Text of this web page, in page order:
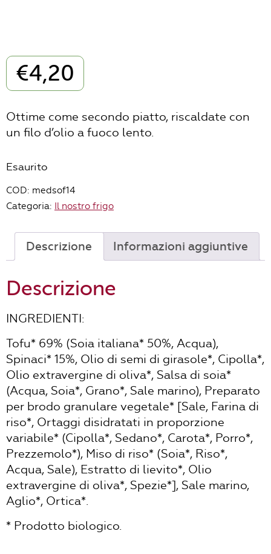
€4,20
Ottime come secondo piatto, riscaldate con
un filo d’olio a fuoco lento.
Esaurito
COD: medsof14
Categoria: Il nostro frigo
Descrizione Informazioni aggiuntive
Descrizione
INGREDIENTI:
Tofu* 69% (Soia italiana* 50%, Acqua),
Spinaci* 15%, Olio di semi di girasole*, Cipolla*,
Olio extravergine di oliva*, Salsa di soia*
(Acqua, Soia*, Grano*, Sale marino), Preparato
per brodo granulare vegetale* [Sale, Farina di
riso*, Ortaggi disidratati in proporzione
variabile* (Cipolla*, Sedano*, Carota*, Porro*,
Prezzemolo*), Miso di riso* (Soia*, Riso*,
Acqua, Sale), Estratto di lievito*, Olio
extravergine di oliva*, Spezie*], Sale marino,
Aglio*, Ortica*.
* Prodotto biologico.